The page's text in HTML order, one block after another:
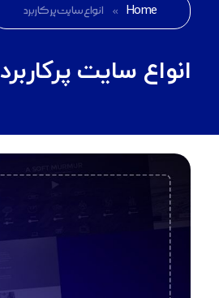
Home
» انواع سایت پرکاربرد
انواع سایت پرکاربرد